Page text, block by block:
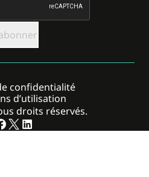
droits réservés.
confidentialité
d’utilisation